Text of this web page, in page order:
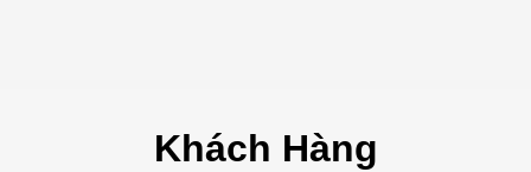
Khách Hàng